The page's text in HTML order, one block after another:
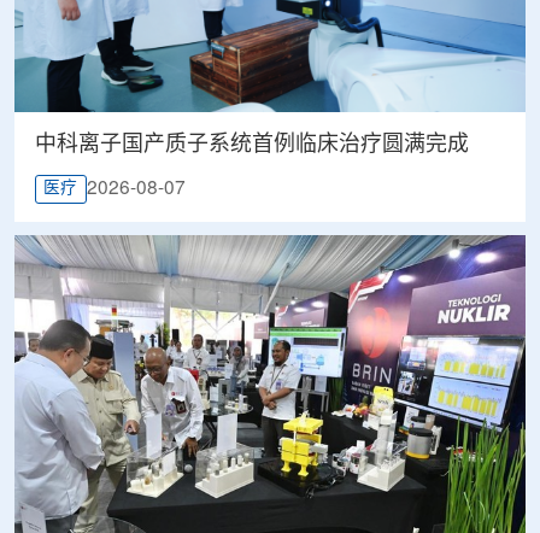
中科离子国产质子系统首例临床治疗圆满完成
医疗 2026-08-07